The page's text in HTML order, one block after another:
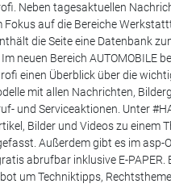
Neben tagesaktuellen
Fokus auf die Bereiche
die Seite eine Datenbank
Im neuen Bereich AUTOMOBILE
einen Überblick über die
mit allen Nachrichten,
und Serviceaktionen. Unter
Bilder und Videos zu einem
Außerdem gibt es im asp-
abrufbar inklusive E-PAPER.
um Techniktipps,